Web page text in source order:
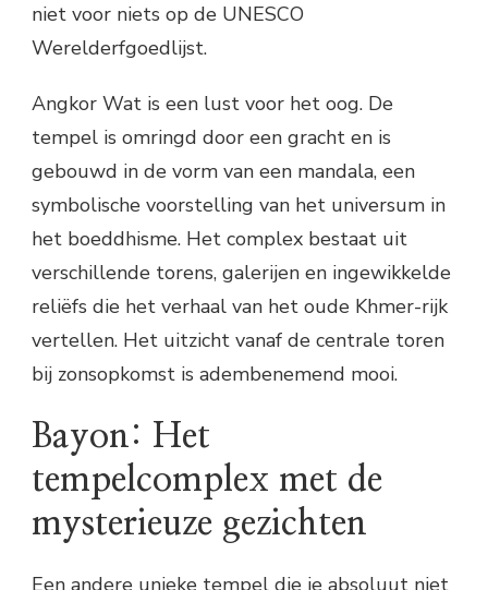
niet voor niets op de UNESCO
Werelderfgoedlijst.
Angkor Wat is een lust voor het oog. De
tempel is omringd door een gracht en is
gebouwd in de vorm van een mandala, een
symbolische voorstelling van het universum in
het boeddhisme. Het complex bestaat uit
verschillende torens, galerijen en ingewikkelde
reliëfs die het verhaal van het oude Khmer-rijk
vertellen. Het uitzicht vanaf de centrale toren
bij zonsopkomst is adembenemend mooi.
Bayon: Het
tempelcomplex met de
mysterieuze gezichten
Een andere unieke tempel die je absoluut niet